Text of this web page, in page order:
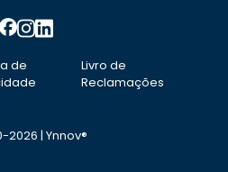
de
Livro de
Reclamações
2026 | Ynnov®